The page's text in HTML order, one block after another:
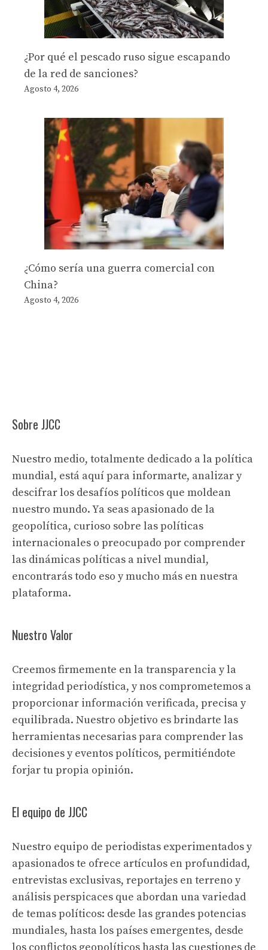
¿Por qué el pescado ruso sigue escapando
de la red de sanciones?
Agosto 4, 2026
¿Cómo sería una guerra comercial con
China?
Agosto 4, 2026
Sobre JJCC
Nuestro medio, totalmente dedicado a la política
mundial, está aquí para informarte, analizar y
descifrar los desafíos políticos que moldean
nuestro mundo. Ya seas apasionado de la
geopolítica, curioso sobre las políticas
internacionales o preocupado por comprender
las dinámicas políticas a nivel mundial,
encontrarás todo eso y mucho más en nuestra
plataforma.
Nuestro Valor
Creemos firmemente en la transparencia y la
integridad periodística, y nos comprometemos a
proporcionar información verificada, precisa y
equilibrada. Nuestro objetivo es brindarte las
herramientas necesarias para comprender las
decisiones y eventos políticos, permitiéndote
forjar tu propia opinión.
El equipo de JJCC
Nuestro equipo de periodistas experimentados y
apasionados te ofrece artículos en profundidad,
entrevistas exclusivas, reportajes en terreno y
análisis perspicaces que abordan una variedad
de temas políticos: desde las grandes potencias
mundiales, hasta los países emergentes, desde